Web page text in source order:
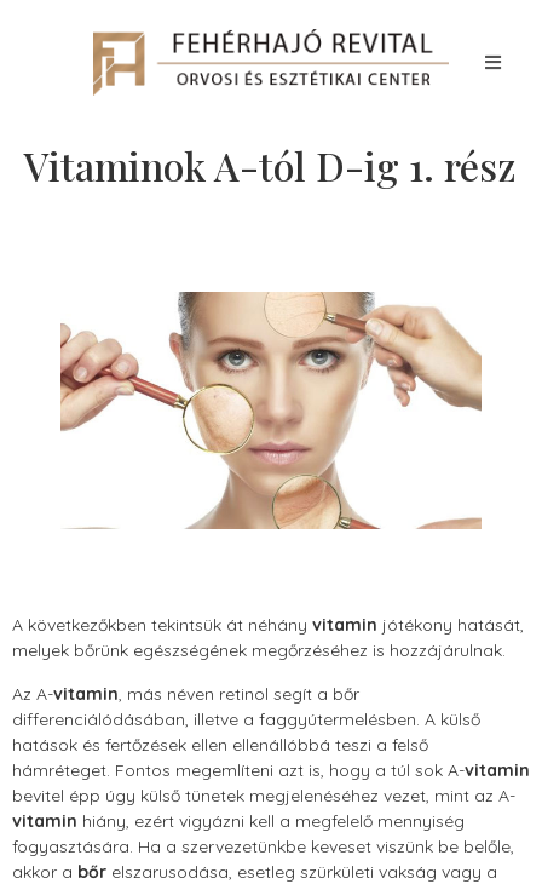
Vitaminok A-tól D-ig 1. rész
A következőkben tekintsük át néhány vitamin jótékony hatását,
melyek bőrünk egészségének megőrzéséhez is hozzájárulnak.
Az A-vitamin, más néven retinol segít a bőr
differenciálódásában, illetve a faggyútermelésben. A külső
hatások és fertőzések ellen ellenállóbbá teszi a felső
hámréteget. Fontos megemlíteni azt is, hogy a túl sok A-vitamin
bevitel épp úgy külső tünetek megjelenéséhez vezet, mint az A-
vitamin hiány, ezért vigyázni kell a megfelelő mennyiség
fogyasztására. Ha a szervezetünkbe keveset viszünk be belőle,
akkor a bőr elszarusodása, esetleg szürkületi vakság vagy a